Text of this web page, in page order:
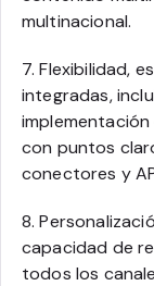
multinacional.
7. Flexibilidad,
integradas,
con puntos
conectores y
8.
capacidad de
todos los